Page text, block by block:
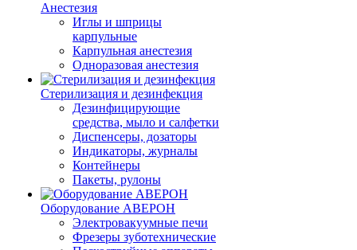
Анестезия
Иглы и шприцы
карпульные
Карпульная анестезия
Одноразовая анестезия
Стерилизация и дезинфекция
Дезинфицирующие
средства, мыло и салфетки
Диспенсеры, дозаторы
Индикаторы, журналы
Контейнеры
Пакеты, рулоны
Оборудование АВЕРОН
Электровакуумные печи
Фрезеры зуботехнические